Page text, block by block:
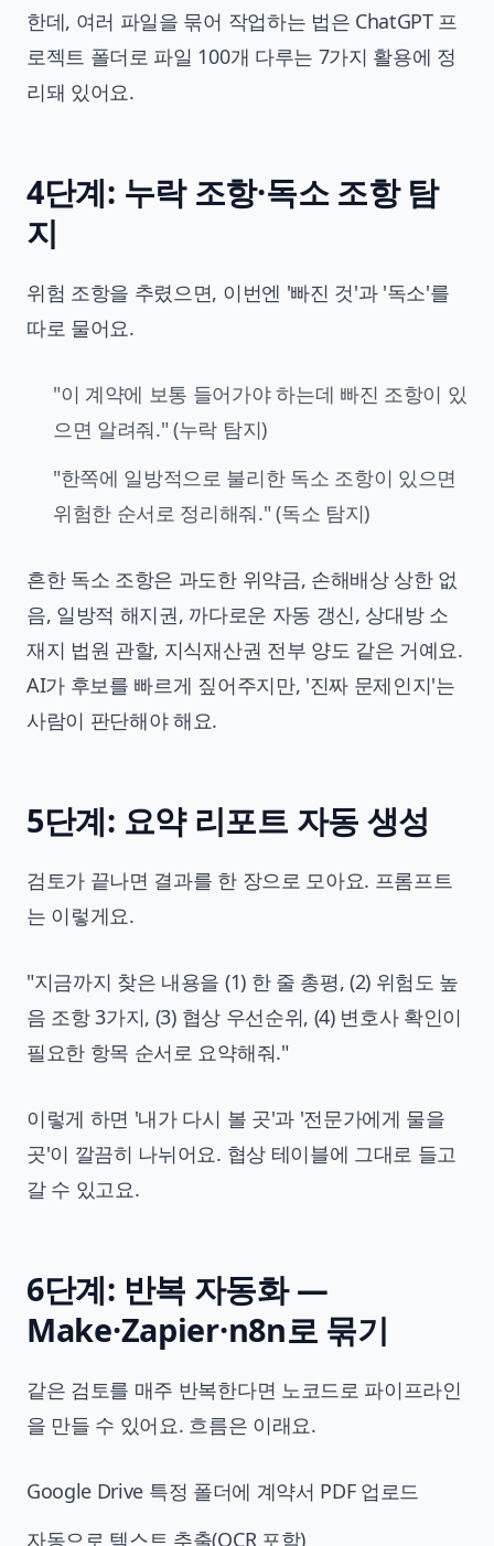
한데, 여러 파일을 묶어 작업하는 법은 ChatGPT 프
로젝트 폴더로 파일 100개 다루는 7가지 활용에 정
리돼 있어요.
4단계: 누락 조항·독소 조항 탐
지
위험 조항을 추렸으면, 이번엔 '빠진 것'과 '독소'를
따로 물어요.
"이 계약에 보통 들어가야 하는데 빠진 조항이 있
으면 알려줘." (누락 탐지)
"한쪽에 일방적으로 불리한 독소 조항이 있으면
위험한 순서로 정리해줘." (독소 탐지)
흔한 독소 조항은 과도한 위약금, 손해배상 상한 없
음, 일방적 해지권, 까다로운 자동 갱신, 상대방 소
재지 법원 관할, 지식재산권 전부 양도 같은 거예요.
AI가 후보를 빠르게 짚어주지만, '진짜 문제인지'는
사람이 판단해야 해요.
5단계: 요약 리포트 자동 생성
검토가 끝나면 결과를 한 장으로 모아요. 프롬프트
는 이렇게요.
"지금까지 찾은 내용을 (1) 한 줄 총평, (2) 위험도 높
음 조항 3가지, (3) 협상 우선순위, (4) 변호사 확인이
필요한 항목 순서로 요약해줘."
이렇게 하면 '내가 다시 볼 곳'과 '전문가에게 물을
곳'이 깔끔히 나뉘어요. 협상 테이블에 그대로 들고
갈 수 있고요.
6단계: 반복 자동화 —
Make·Zapier·n8n로 묶기
같은 검토를 매주 반복한다면 노코드로 파이프라인
을 만들 수 있어요. 흐름은 이래요.
Google Drive 특정 폴더에 계약서 PDF 업로드
자동으로 텍스트 추출(OCR 포함)